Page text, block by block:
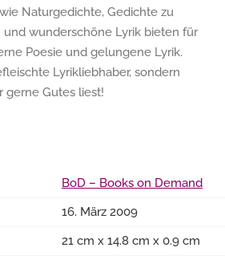
Naturgedichte, Gedichte zu
wunderschöne Lyrik bieten für
Poesie und gelungene Lyrik.
Lyrikliebhaber, sondern
gerne Gutes liest!
BoD – Books on Demand
16. März 2009
21 cm x 14.8 cm x 0.9 cm